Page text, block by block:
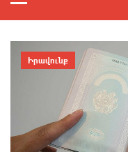
Իրավունք